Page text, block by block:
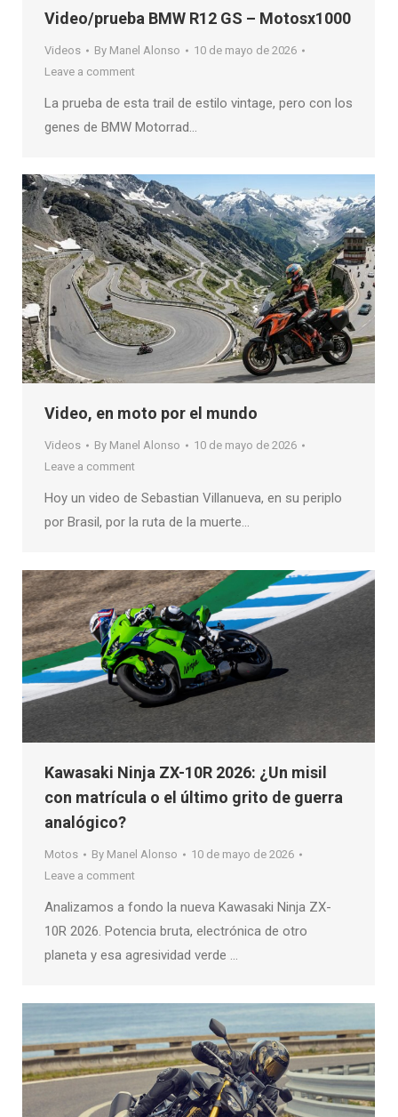
Video/prueba BMW R12 GS – Motosx1000
Videos By Manel Alonso
10 de mayo de 2026
Leave a comment
La prueba de esta trail de estilo vintage, pero con los
genes de BMW Motorrad…
Video, en moto por el mundo
Videos By Manel Alonso
10 de mayo de 2026
Leave a comment
Hoy un video de Sebastian Villanueva, en su periplo
por Brasil, por la ruta de la muerte…
Kawasaki Ninja ZX-10R 2026: ¿Un misil
con matrícula o el último grito de guerra
analógico?
Motos By Manel Alonso
10 de mayo de 2026
Leave a comment
Analizamos a fondo la nueva Kawasaki Ninja ZX-
10R 2026. Potencia bruta, electrónica de otro
planeta y esa agresividad verde …